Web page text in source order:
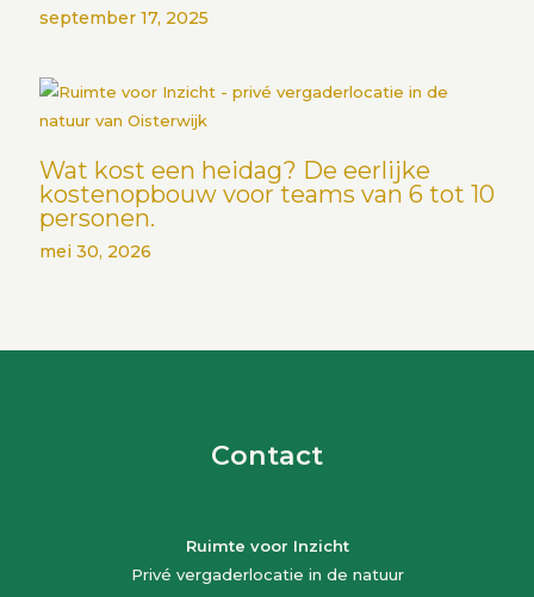
september 17, 2025
Wat kost een heidag? De eerlijke
kostenopbouw voor teams van 6 tot 10
personen.
mei 30, 2026
Contact
Ruimte voor Inzicht
Privé vergaderlocatie in de natuur